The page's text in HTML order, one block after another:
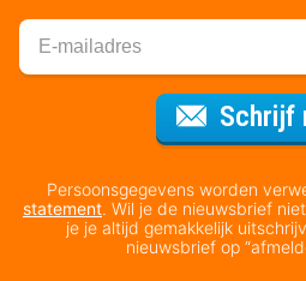
Schrijf
Persoonsgegevens worden
statement. Wil je de nieuwsbrief
je je altijd gemakkelijk
nieuwsbrief op